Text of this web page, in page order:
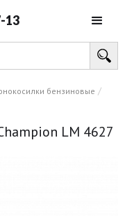
13
бензиновые /
LM 4627